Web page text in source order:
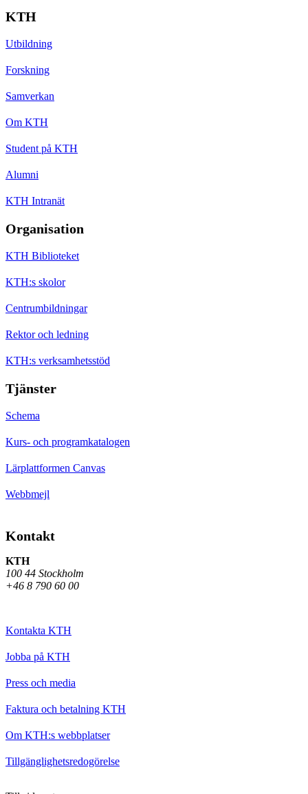
KTH
Utbildning
Forskning
Samverkan
Om KTH
Student på KTH
Alumni
KTH Intranät
Organisation
KTH Biblioteket
KTH:s skolor
Centrumbildningar
Rektor och ledning
KTH:s verksamhetsstöd
Tjänster
Schema
Kurs- och programkatalogen
Lärplattformen Canvas
Webbmejl
Kontakt
KTH
100 44 Stockholm
+46 8 790 60 00
Kontakta KTH
Jobba på KTH
Press och media
Faktura och betalning KTH
Om KTH:s webbplatser
Tillgänglighetsredogörelse